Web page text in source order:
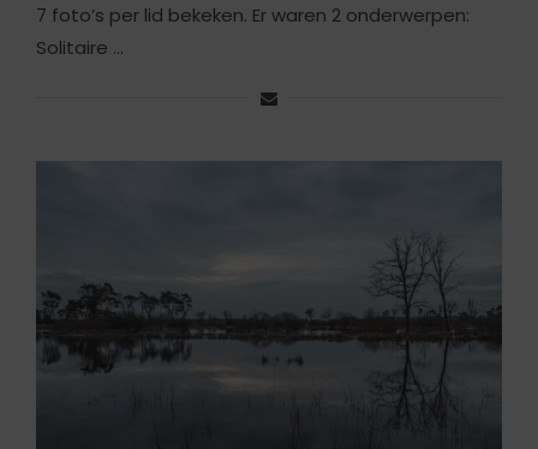
7 foto’s per lid bekeken. Er waren 2 onderwerpen:
Solitaire …